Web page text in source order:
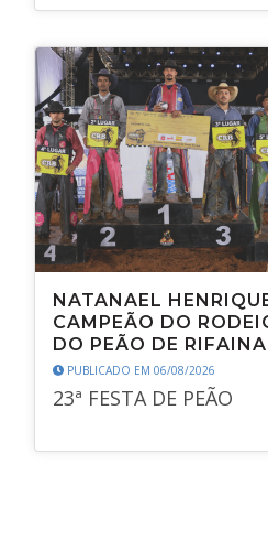
NATANAEL
CAMPEÃO DO
DO PEÃO DE RIFAINA
PUBLICADO EM 06/08/2026
23ª FESTA DE PEÃO